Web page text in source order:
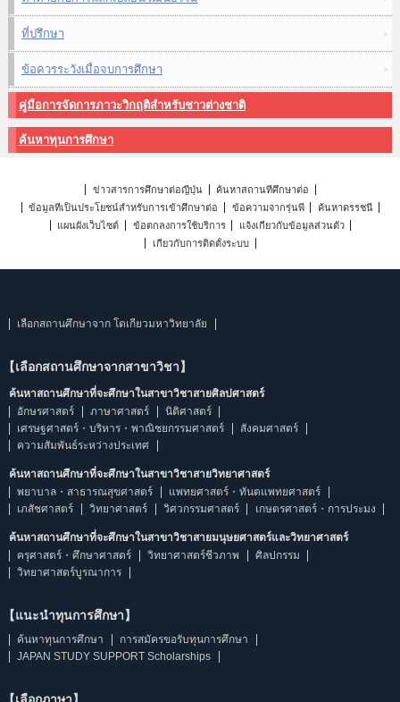
ที่ปรึกษา
ข้อควรระวังเมื่อจบการศึกษา
คู่มือการจัดการภาวะวิกฤติสำหรับชาวต่างชาติ
ค้นหาทุนการศึกษา
ข่าวสารการศึกษาต่อญี่ปุ่น
ค้นหาสถานที่ศึกษาต่อ
ข้อมูลที่เป็นประโยชน์สำหรับการเข้าศึกษาต่อ
ข้อความจากรุ่นพี่
ค้นหาดรรชนี
แผนผังเว็บไซต์
ข้อตกลงการใช้บริการ
แจ้งเกี่ยวกับข้อมูลส่วนตัว
เกี่ยวกับการติดตั้งระบบ
เลือกสถานศึกษาจาก โตเกียวมหาวิทยาลัย
【เลือกสถานศึกษาจากสาขาวิชา】
ค้นหาสถานศึกษาที่จะศึกษาในสาขาวิชาสายศิลปศาสตร์
อักษรศาสตร์
ภาษาศาสตร์
นิติศาสตร์
เศรษฐศาสตร์・บริหาร・พาณิชยกรรมศาสตร์
สังคมศาสตร์
ความสัมพันธ์ระหว่างประเทศ
ค้นหาสถานศึกษาที่จะศึกษาในสาขาวิชาสายวิทยาศาสตร์
พยาบาล・สาธารณสุขศาสตร์
แพทยศาสตร์・ทันตแพทยศาสตร์
เภสัชศาสตร์
วิทยาศาสตร์ วิศวกรรมศาสตร์ เกษตรศาสตร์・การประมง
ค้นหาสถานศึกษาที่จะศึกษาในสาขาวิชาสายมนุษยศาสตร์และวิทยาศาสตร์
ครุศาสตร์・ศึกษาศาสตร์
วิทยาศาสตร์ชีวภาพ
ศิลปกรรม
วิทยาศาสตร์บูรณาการ
【แนะนำทุนการศึกษา】
ค้นหาทุนการศึกษา
การสมัครขอรับทุนการศึกษา
JAPAN STUDY SUPPORT Scholarships